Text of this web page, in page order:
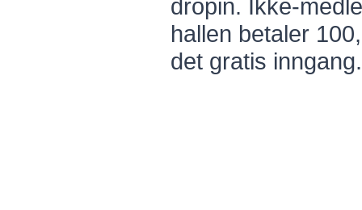
dropin. Ikke-
hallen betaler
det gratis inngang.